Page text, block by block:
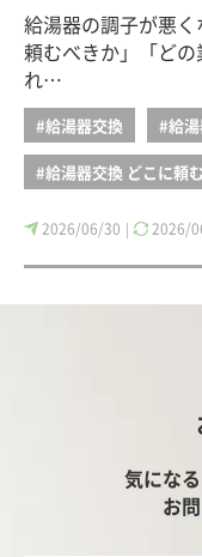
給湯器の調子が悪
頼むべきか」「ど
れ…
#給湯器交換 #給
#給湯器交換 どこに頼む
2026/06/30 | 2026/
気にな
お